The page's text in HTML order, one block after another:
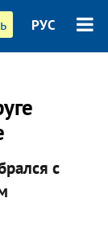
РУС
с